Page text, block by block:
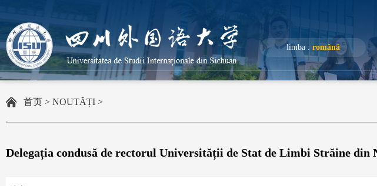
limba : română
首页 > NOUTĂȚI >
Delegația condusă de rectorul Universității de Stat de Limbi Străine din